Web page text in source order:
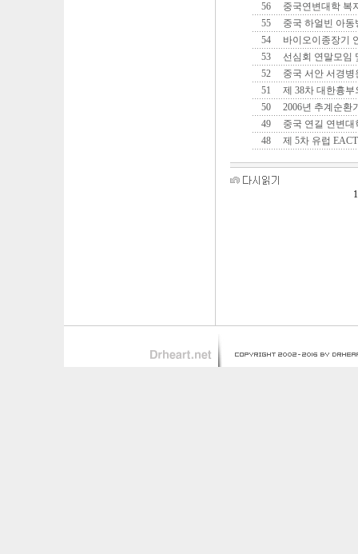
56
중국연변대학 복
55
중국 하얼빈 아
54
바이오이종장기
53
선심회 연말모임
52
중국 서안 서경병
51
제 38차 대한흉
50
2006년 추계순환
49
중국 연길 연변
48
제 5차 유럽
1